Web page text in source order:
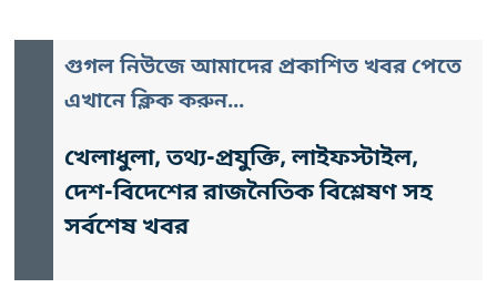
গুগল নিউজে আমাদের প্রকাশিত খবর পেতে
এখানে ক্লিক করুন...
খেলাধুলা, তথ্য-প্রযুক্তি, লাইফস্টাইল,
দেশ-বিদেশের রাজনৈতিক বিশ্লেষণ সহ
সর্বশেষ খবর